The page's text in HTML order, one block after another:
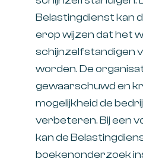
Belastingdienst kan
erop wijzen dat het
schijnzelfstandigen
worden. De
gewaarschuwd en
mogelijkheid de
verbeteren. Bij een
kan de
boekenonderzoek